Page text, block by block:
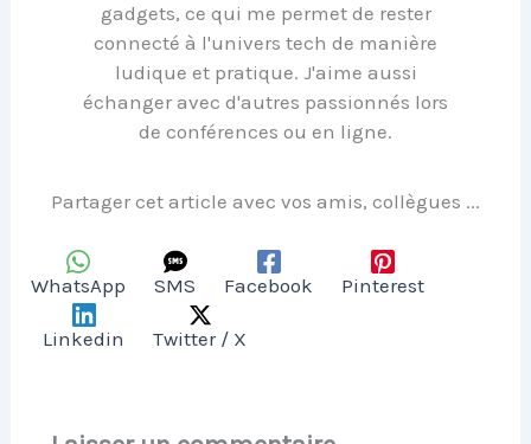
gadgets, ce qui me permet de rester
connecté à l'univers tech de manière
ludique et pratique. J'aime aussi
échanger avec d'autres passionnés lors
de conférences ou en ligne.
Partager cet article avec vos amis, collègues ...
WhatsApp SMS Facebook Pinterest
Linkedin Twitter / X